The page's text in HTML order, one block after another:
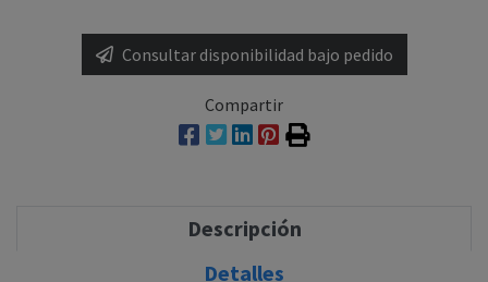
Consultar disponibilidad bajo pedido
Compartir
Descripción
Detalles